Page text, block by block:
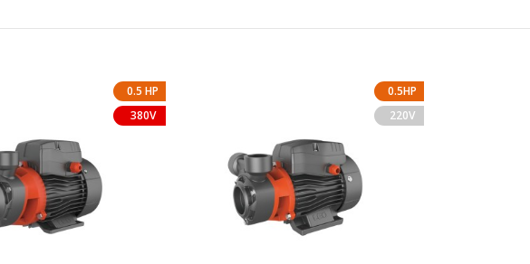
0.5 HP
380V
0.5HP
220V